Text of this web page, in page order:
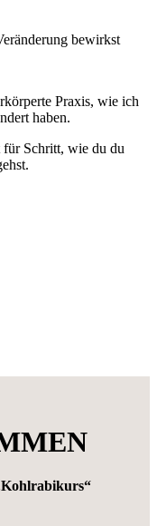
bewirkst
Praxis, wie ich
haben.
Schritt, wie du du